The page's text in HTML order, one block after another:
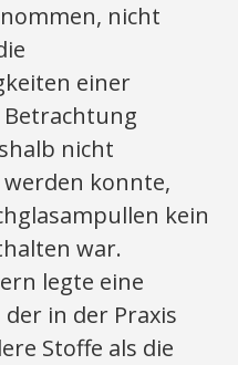
nicht
einer
nicht
konnte,
kein
war.
legte eine
in der Praxis
Stoffe als die